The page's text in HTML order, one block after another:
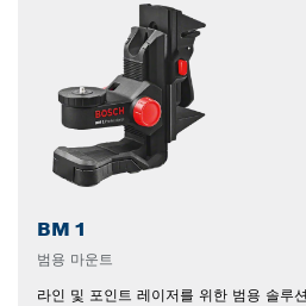
BM 1
범용 마운트
라인 및 포인트 레이저를 위한 범용 솔루션